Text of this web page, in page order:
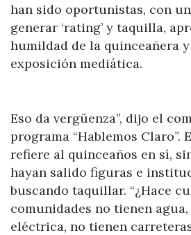
han sido oportunistas, con
generar ‘rating’ y taquilla,
humildad de la quinceañera
exposición mediática.
Eso da vergüenza”, dijo el
programa “Hablemos Claro”.
refiere al quinceaños en sí,
hayan salido figuras e
buscando taquillar. “¿Hace
comunidades no tienen
eléctrica, no tienen